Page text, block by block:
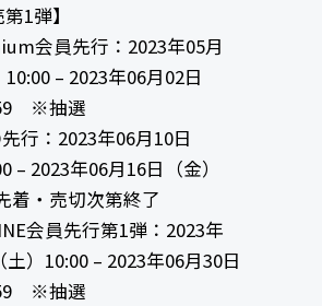
1弾】
会員先行：2023年05月
– 2023年06月02日
※抽選
行：2023年06月10日
– 2023年06月16日（金）
・売切次第終了
会員先行第1弾：2023年
）10:00 – 2023年06月30日
※抽選